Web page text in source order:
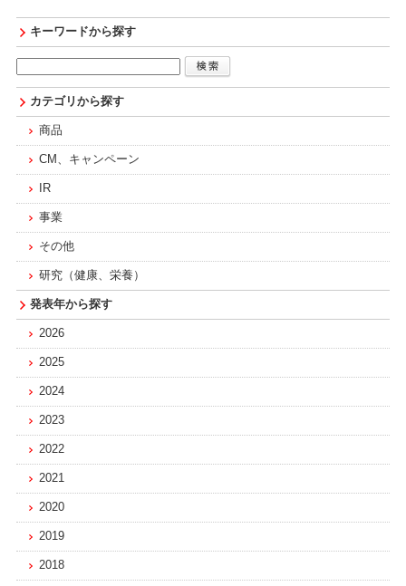
キーワードから探す
カテゴリから探す
商品
CM、キャンペーン
IR
事業
その他
研究（健康、栄養）
発表年から探す
2026
2025
2024
2023
2022
2021
2020
2019
2018